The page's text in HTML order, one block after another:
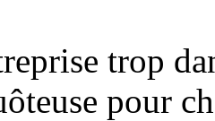
trop
pour